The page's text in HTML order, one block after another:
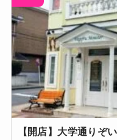
【開店】大学通りぞ